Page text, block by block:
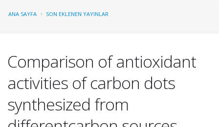
ANA SAYFA SON EKLENEN YAYINLAR
Comparison of antioxidant
activities of carbon dots
synthesized from